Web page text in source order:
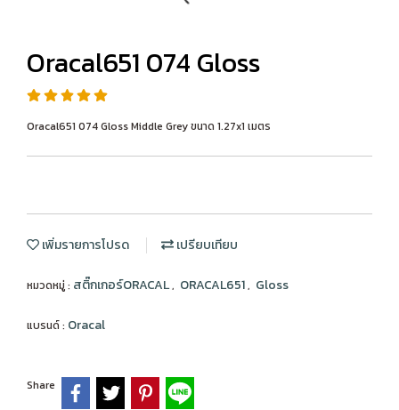
Oracal651 074 Gloss
Oracal651 074 Gloss Middle Grey ขนาด 1.27x1 เมตร
เพิ่มรายการโปรด เปรียบเทียบ
หมวดหมู่ : สติ๊กเกอร์ORACAL, ORACAL651, Gloss
แบรนด์ : Oracal
Share